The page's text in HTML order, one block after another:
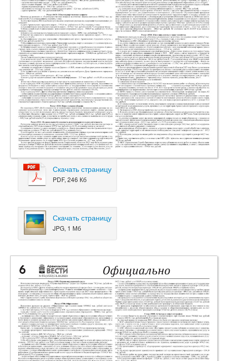
Скачать страницу
PDF, 246 Кб
Скачать страницу
JPG, 1 Мб